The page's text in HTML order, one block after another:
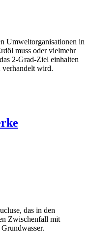
Umweltorganisationen in
muss oder vielmehr
2-Grad-Ziel einhalten
verhandelt wird.
das in den
Zwischenfall mit